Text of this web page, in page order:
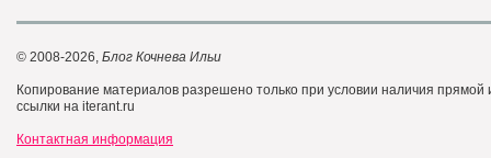
© 2008-2026, Блог Кочнева Ильи
Копирование материалов разрешено только при условии наличия прямой
ссылки на iterant.ru
Контактная информация